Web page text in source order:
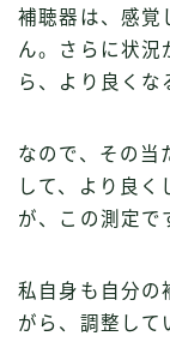
補聴器は、感覚
ん。さらに状況
ら、より良くな
なので、その当
して、より良く
が、この測定で
私自身も自分の
がら、調整して